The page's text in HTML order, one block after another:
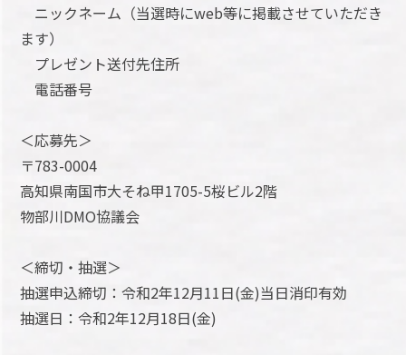
ニックネーム（当選時にweb等に掲載させていただき
ます）
プレゼント送付先住所
電話番号
＜応募先＞
〒783-0004
高知県南国市大そね甲1705-5桜ビル2階
物部川DMO協議会
＜締切・抽選＞
抽選申込締切：令和2年12月11日(金)当日消印有効
抽選日：令和2年12月18日(金)